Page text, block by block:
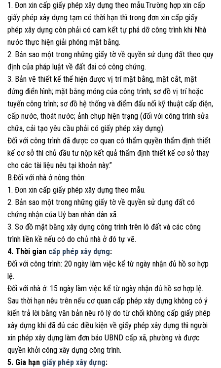
1. Đơn xin cấp giấy phép xây dựng theo mẫu.Trường hợp xin cấp
giấy phép xây dựng tạm có thời hạn thì trong đơn xin cấp giấy
phép xây dựng còn phải có cam kết tự phá dỡ công trình khi Nhà
nước thực hiện giải phóng mặt bằng.
2. Bản sao một trong những giấy tờ về quyền sử dụng đất theo quy
định của pháp luật về đất đai có công chứng.
3. Bản vẽ thiết kế thể hiện được vị trí mặt bằng, mặt cắt, mặt
đứng điển hình; mặt bằng móng của công trình; sơ đồ vị trí hoặc
tuyến công trình; sơ đồ hệ thống và điểm đấu nối kỹ thuật cấp điện,
cấp nước, thoát nước; ảnh chụp hiện trạng (đối với công trình sửa
chữa, cải tạo yêu cầu phải có giấy phép xây dựng).
Đối với công trình đã được cơ quan có thẩm quyền thẩm định thiết
kế cơ sở thì chủ đầu tư nộp kết quả thẩm định thiết kế cơ sở thay
cho các tài liệu nêu tại khoản này.”
B.Đối với nhà ở nông thôn:
1. Đơn xin cấp giấy phép xây dựng theo mẫu.
2. Bản sao một trong những giấy tờ về quyền sử dụng đất có
chứng nhận của Uỷ ban nhân dân xã.
3. Sơ đồ mặt bằng xây dựng công trình trên lô đất và các công
trình liền kề nếu có do chủ nhà ở đó tự vẽ.
4. Thời gian cấp phép xây dựng:
Đối với công trình: 20 ngày làm việc kể từ ngày nhận đủ hồ sơ hợp
lệ.
Đối với nhà ở: 15 ngày làm việc kể từ ngày nhận đủ hồ sơ hợp lệ.
Sau thời hạn nêu trên nếu cơ quan cấp phép xây dựng không có ý
kiến trả lời bằng văn bản nêu rõ lý do từ chối không cấp giấy phép
xây dựng khi đã đủ các điều kiện về giấy phép xây dựng thì người
xin phép xây dựng làm đơn báo UBND cấp xã, phường và được
quyền khởi công xây dựng công trình.
5. Gia hạn giấy phép xây dựng: